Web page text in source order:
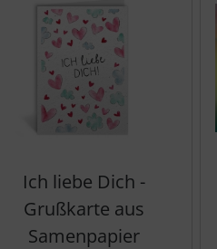
Ich liebe Dich -
Grußkarte aus
Samenpapier